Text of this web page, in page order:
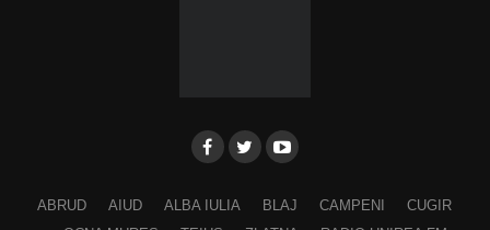
ABRUD AIUD ALBA IULIA BLAJ CAMPENI
CUGIR